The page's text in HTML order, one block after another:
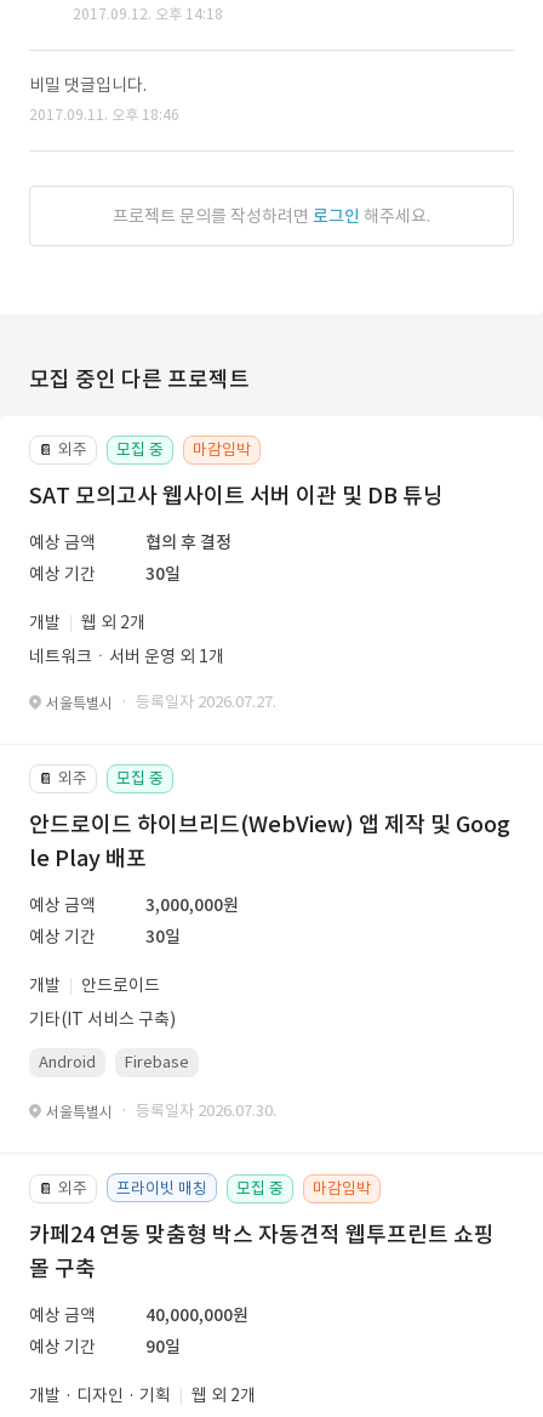
2017.09.12. 오후 14:18
비밀 댓글입니다.
2017.09.11. 오후 18:46
프로젝트 문의를 작성하려면 로그인 해주세요.
모집 중인 다른 프로젝트
📔 외주 모집 중 마감임박
SAT 모의고사 웹사이트 서버 이관 및 DB 튜닝
예상 금액
협의 후 결정
예상 기간
30일
개발
웹 외 2개
네트워크ㆍ서버 운영 외 1개
서울특별시 · 등록일자 2026.07.27.
📔 외주 모집 중
안드로이드 하이브리드(WebView) 앱 제작 및 Goog
le Play 배포
예상 금액
3,000,000원
예상 기간
30일
개발
안드로이드
기타(IT 서비스 구축)
Android Firebase
서울특별시 · 등록일자 2026.07.30.
📔 외주 프라이빗 매칭 모집 중 마감임박
카페24 연동 맞춤형 박스 자동견적 웹투프린트 쇼핑
몰 구축
예상 금액
40,000,000원
예상 기간
90일
개발 · 디자인 · 기획
웹 외 2개